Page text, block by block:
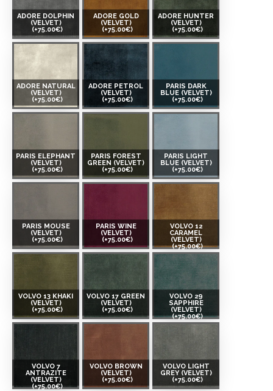
ADORE DOLPHIN
(VELVET)
(+75.00€)
ADORE GOLD
(VELVET)
(+75.00€)
ADORE HUNTER
(VELVET)
(+75.00€)
ADORE NATURAL
(VELVET)
(+75.00€)
ADORE PETROL
(VELVET)
(+75.00€)
PARIS DARK
BLUE (VELVET)
(+75.00€)
PARIS ELEPHANT
(VELVET)
(+75.00€)
PARIS FOREST
GREEN (VELVET)
(+75.00€)
PARIS LIGHT
BLUE (VELVET)
(+75.00€)
PARIS MOUSE
(VELVET)
(+75.00€)
PARIS WINE
(VELVET)
(+75.00€)
VOLVO 12
CARAMEL
(VELVET)
(+75.00€)
VOLVO 13 KHAKI
(VELVET)
(+75.00€)
VOLVO 17 GREEN
(VELVET)
(+75.00€)
VOLVO 29
SAPPHIRE
(VELVET)
(+75.00€)
VOLVO 7
ANTRAZITE
(VELVET)
(+75.00€)
VOLVO BROWN
(VELVET)
(+75.00€)
VOLVO LIGHT
GREY (VELVET)
(+75.00€)